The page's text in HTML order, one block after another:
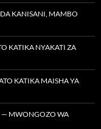
KANISANI, MAMBO
KATIKA NYAKATI ZA
KATIKA MAISHA YA
— MWONGOZO WA